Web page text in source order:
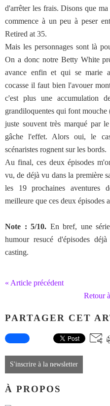
d'arrêter les frais. Disons que
commence à un peu à peser
Retired at 35.
Mais les personnages sont là
On a donc notre Betty White
avance enfin et qui se marie
cocasse il faut bien l'avouer
c'est plus une accumulation
grandiloquentes qui font mouche
juste souvent très marqué par
gâche l'effet. Alors oui, le
scénaristes rognent sur les bords.
Au final, ces deux épisodes
vu, de déjà vu dans la première
les 19 prochaines aventures
meilleure que ces deux épisodes
Note : 5/10. En bref, une
humour resucé d'épisodes
casting.
« Article précédent
Retour
PARTAGER CET
S'inscrire à la newsletter
À PROPOS